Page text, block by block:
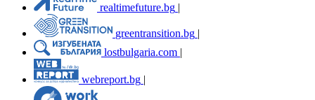
realtimefuture.bg |
greentransition.bg |
lostbulgaria.com |
webreport.bg